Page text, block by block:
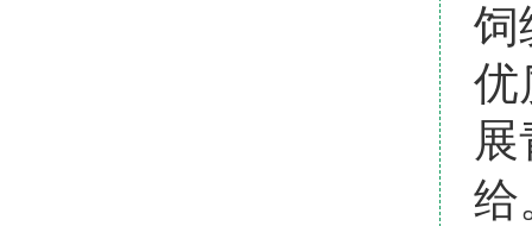
饲
优
给